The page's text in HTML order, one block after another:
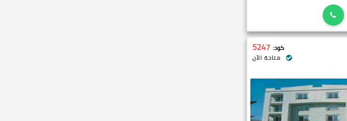
كود: 5247
متاحة الآن